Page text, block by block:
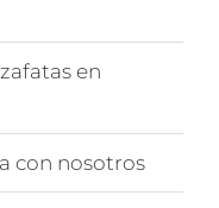
en
con nosotros